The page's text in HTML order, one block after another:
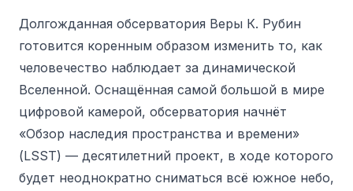
Долгожданная обсерватория Веры К. Рубин
готовится коренным образом изменить то, как
человечество наблюдает за динамической
Вселенной. Оснащённая самой большой в мире
цифровой камерой, обсерватория начнёт
«Обзор наследия пространства и времени»
(LSST) — десятилетний проект, в ходе которого
будет неоднократно сниматься всё южное небо,